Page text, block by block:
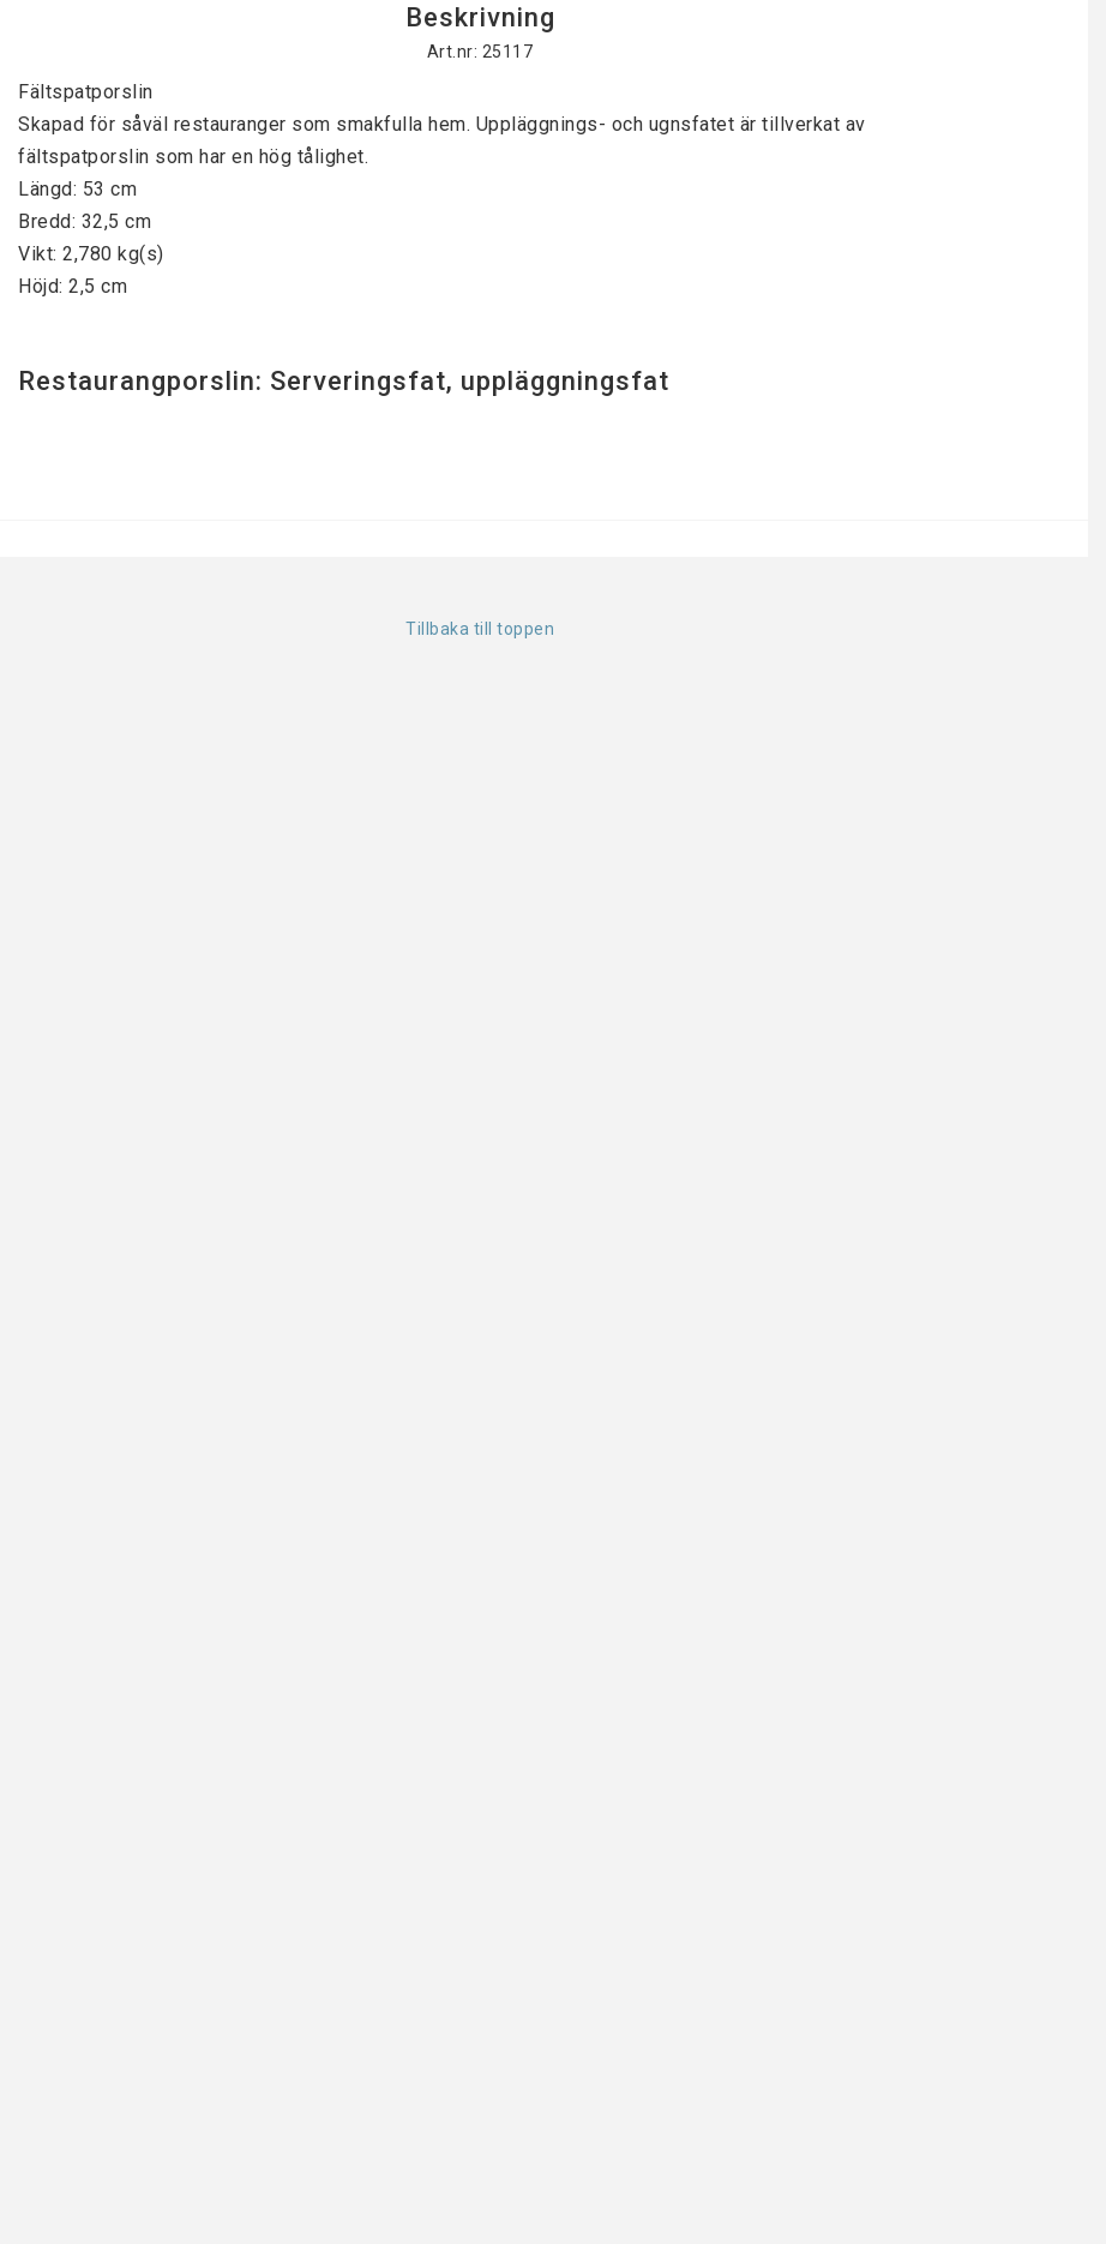
Beskrivning
Art.nr: 25117
Fältspatporslin
Skapad för såväl restauranger som smakfulla hem. Uppläggnings- och ugnsfatet är tillverkat av
fältspatporslin som har en hög tålighet.
Längd: 53 cm
Bredd: 32,5 cm
Vikt: 2,780 kg(s)
Höjd: 2,5 cm
Restaurangporslin: Serveringsfat, uppläggningsfat
Tillbaka till toppen